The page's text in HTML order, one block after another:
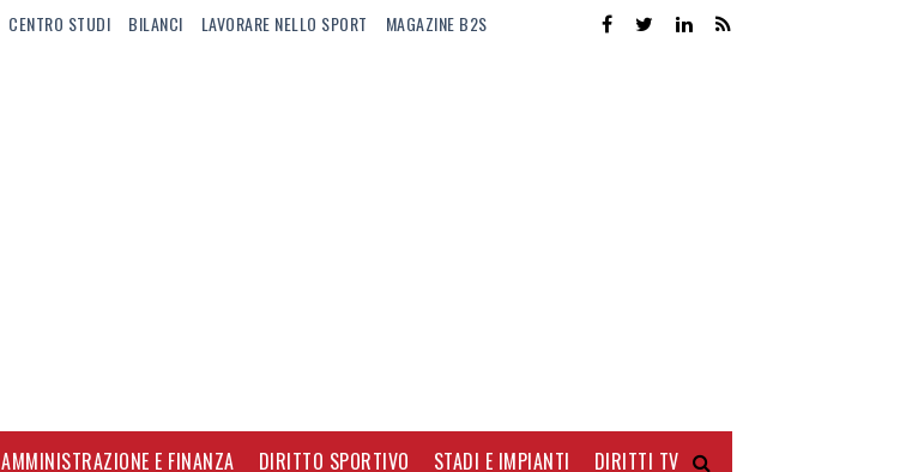
CENTRO STUDI BILANCI LAVORARE NELLO SPORT MAGAZINE B2S
AMMINISTRAZIONE E FINANZA DIRITTO SPORTIVO STADI E IMPIANTI DIRITTI TV